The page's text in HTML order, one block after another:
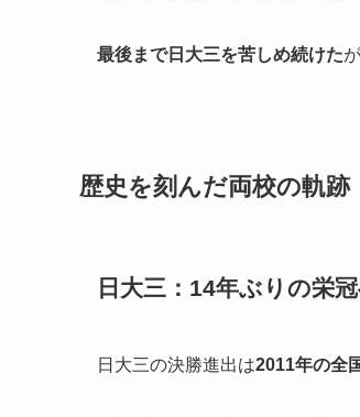
最後まで日大三を苦しめ続けた
歴史を刻んだ両校の軌跡
日大三：14年ぶりの栄
日大三の決勝進出は2011年の全